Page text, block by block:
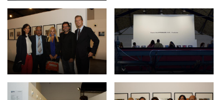
Bandi
Borse di studio
Alta Formazione
Albo fornitori
Contratti/Accordi/Grant